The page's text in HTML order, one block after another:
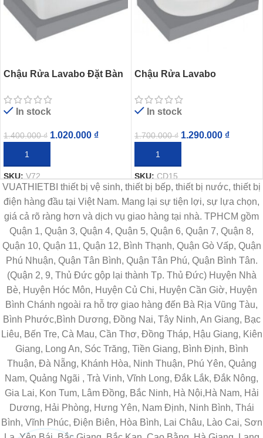
Chậu Rửa Lavabo Đặt Bàn
In stock
1.400.000₫ 1.020.000 ₫
THÊM VÀO GIỎ HÀNG
SKU:V72
Chậu Rửa Lavabo
In stock
1.700.000₫ 1.290.000 ₫
THÊM VÀO GIỎ HÀNG
SKU:CD15
VUATHIETBI thiết bị vệ sinh, thiết bị bếp, thiết bị nước, thiết bị
điện hàng đầu tại Việt Nam. Mang lại sự tiện lợi, sự lựa chọn,
giá cả rõ ràng hơn và dịch vụ giao hàng tại nhà. TPHCM gồm
Quận 1, Quận 3, Quận 4, Quận 5, Quận 6, Quận 7, Quận 8,
Quận 10, Quận 11, Quận 12, Bình Thạnh, Quận Gò Vấp, Quận
Phú Nhuận, Quận Tân Bình, Quận Tân Phú, Quận Bình Tân.
(Quận 2, 9, Thủ Đức gộp lại thành Tp. Thủ Đức) Huyện Nhà
Bè, Huyện Hóc Môn, Huyện Củ Chi, Huyện Cần Giờ, Huyện
Bình Chánh ngoài ra hỗ trợ giao hàng đến Bà Rịa Vũng Tàu,
Bình Phước,Bình Dương, Đồng Nai, Tây Ninh, An Giang, Bạc
Liêu, Bến Tre, Cà Mau, Cần Thơ, Đồng Tháp, Hậu Giang, Kiên
Giang, Long An, Sóc Trăng, Tiền Giang, Bình Định, Bình
Thuận, Đà Nẵng, Khánh Hòa, Ninh Thuận, Phú Yên, Quảng
Nam, Quảng Ngãi , Trà Vinh, Vĩnh Long, Đắk Lắk, Đắk Nông,
Gia Lai, Kon Tum, Lâm Đồng, Bắc Ninh, Hà Nội,Hà Nam, Hải
Dương, Hải Phòng, Hưng Yên, Nam Định, Ninh Bình, Thái
Bình, Vĩnh Phúc, Điện Biên, Hòa Bình, Lai Châu, Lào Cai, Sơn